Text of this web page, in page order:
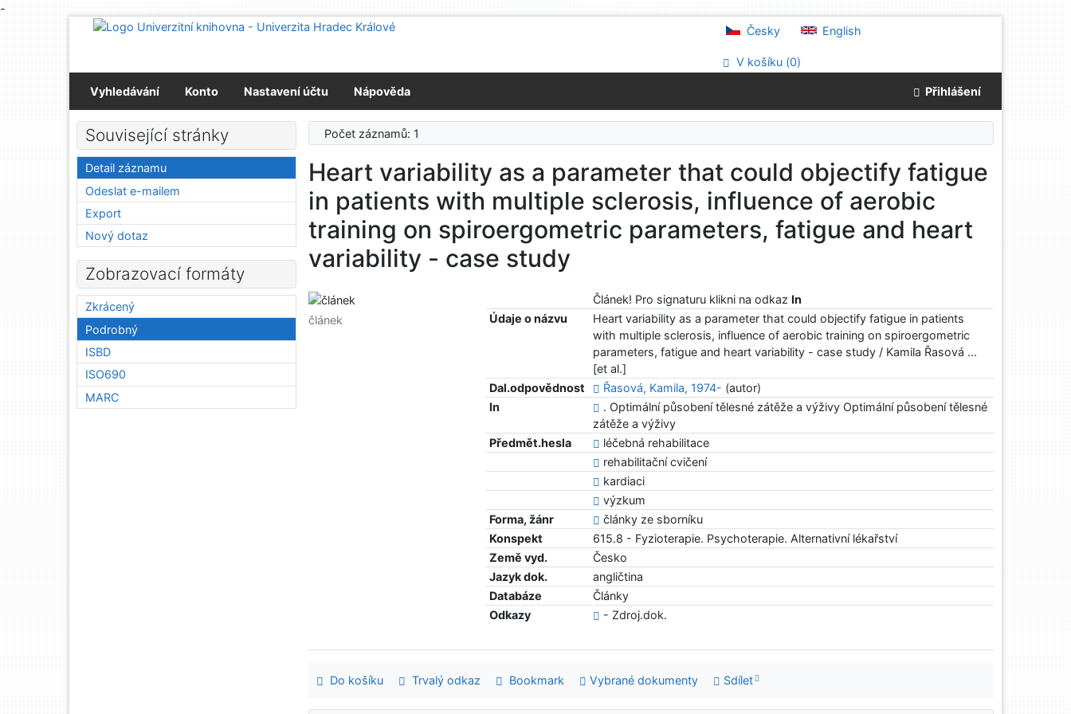
-
Přejít na obsah
Česky English
V košíku (0)
Vyhledávání Konto Nastavení účtu Nápověda Přihlášení
Počet záznamů: 1
Heart variability as a parameter that could objectify fatigue
in patients with multiple sclerosis, influence of aerobic
training on spiroergometric parameters, fatigue and heart
variability - case study
Článek! Pro signaturu klikni na odkaz In
Údaje o názvu
Heart variability as a parameter that could objectify fatigue in patients
with multiple sclerosis, influence of aerobic training on spiroergometric
parameters, fatigue and heart variability - case study / Kamila Řasová ...
[et al.]
Dal.odpovědnost
Řasová, Kamila, 1974- (autor)
In
. Optimální působení tělesné zátěže a výživy Optimální působení tělesné
zátěže a výživy
Předmět.hesla
léčebná rehabilitace
rehabilitační cvičení
kardiaci
výzkum
Forma, žánr
články ze sborníku
Konspekt
615.8 - Fyzioterapie. Psychoterapie. Alternativní lékařství
Země vyd.
Česko
Jazyk dok.
angličtina
Databáze
Články
Odkazy
- Zdroj.dok.
článek
Do košíku Trvalý odkaz Bookmark Vybrané dokumenty Sdílet
Související stránky
Detail záznamu
Odeslat e-mailem
Export
Nový dotaz
Zobrazovací formáty
Zkrácený
Podrobný
ISBD
ISO690
MARC